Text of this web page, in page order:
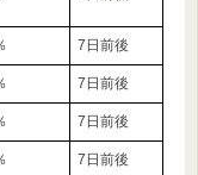
7日前後
7日前後
7日前後
7日前後